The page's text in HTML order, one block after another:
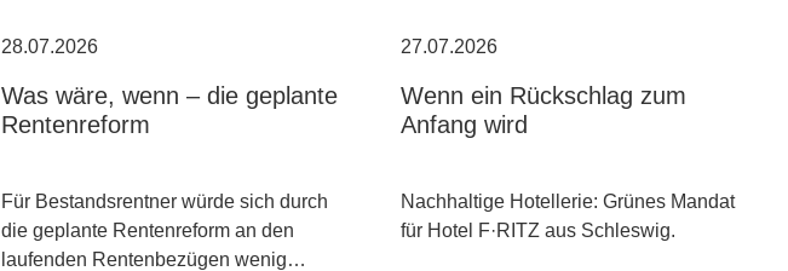
28.07.2026
Was wäre, wenn – die geplante
Rentenreform
Für Bestandsrentner würde sich durch
die geplante Rentenreform an den
laufenden Rentenbezügen wenig…
27.07.2026
Wenn ein Rückschlag zum
Anfang wird
Nachhaltige Hotellerie: Grünes Mandat
für Hotel F·RITZ aus Schleswig.